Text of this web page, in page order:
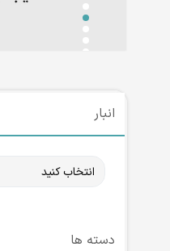
انبار
دسته ها